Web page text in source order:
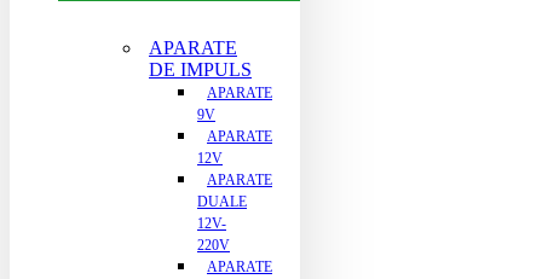
APARATE
DE IMPULS
APARATE
9V
APARATE
12V
APARATE
DUALE
12V-
220V
APARATE